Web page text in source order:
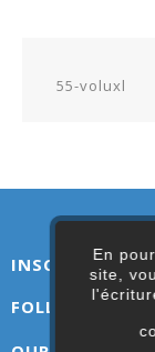
En
site,
55-voluxl
INSCRIVEZ-
FOLLOW US